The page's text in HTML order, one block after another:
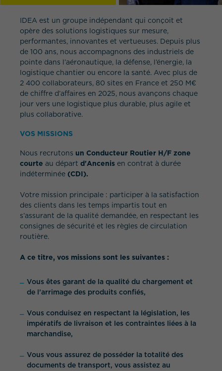
IDEA est un groupe indépendant qui conçoit et
opère des solutions logistiques sur mesure,
performantes, innovantes et vertueuses. Depuis plus
de 100 ans, nous accompagnons des industriels de
pointe dans l’aéronautique, la défense, l’énergie, la
logistique chantier ou encore la santé. Avec plus de
2 400 collaborateurs, 80 sites en France et 250 M€
de chiffre d’affaires en 2025, nous avançons chaque
jour vers une logistique plus durable, plus agile et
plus collaborative.
VOS MISSIONS
Nous recrutons un Conducteur Routier H/F zone
courte au départ d'Ancenis en contrat à durée
indéterminée (CDI).
Votre mission principale : participer à la satisfaction
des clients dans les temps impartis tout en
s’assurant de la qualité demandée, en respectant les
consignes de sécurité et les règles de circulation
routière.
A ce titre, vos missions sont les suivantes :
Vous êtes garant de la qualité du chargement et
de l’arrimage des produits confiés,
Vous conduisez en respectant la législation, les
impératifs de livraison et les contraintes liées à la
marchandise,
Vous vous assurez de posséder la totalité des
documents de transport, vous assistez au